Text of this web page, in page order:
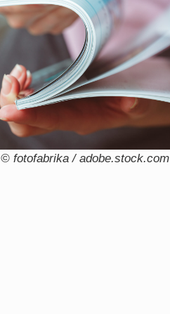
© fotofabrika / adobe.stock.com